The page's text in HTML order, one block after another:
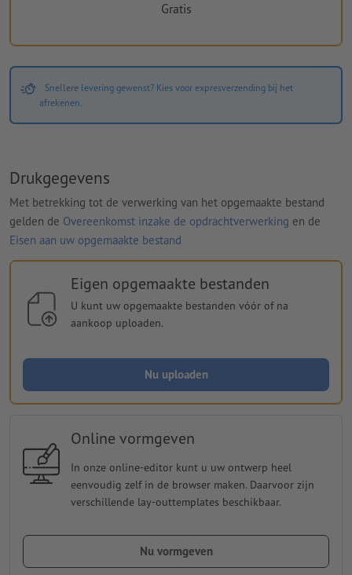
Gratis
Snellere levering gewenst? Kies voor expresverzending bij het
afrekenen.
Drukgegevens
Met betrekking tot de verwerking van het opgemaakte bestand
gelden de Overeenkomst inzake de opdrachtverwerking en de
Eisen aan uw opgemaakte bestand
Eigen opgemaakte bestanden
U kunt uw opgemaakte bestanden vóór of na
aankoop uploaden.
Nu uploaden
Online vormgeven
In onze online-editor kunt u uw ontwerp heel
eenvoudig zelf in de browser maken. Daarvoor zijn
verschillende lay-outtemplates beschikbaar.
Nu vormgeven